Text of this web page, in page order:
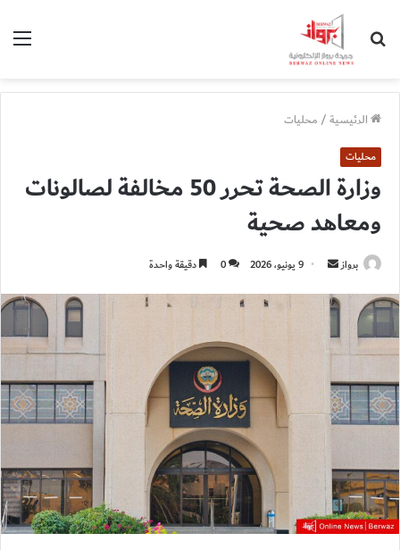
الرئيسية/محليات
محليات
وزارة الصحة تحرر 50 مخالفة لصالونات
ومعاهد صحية
برواز
أرسل 9 يونيو، 2026 0 دقيقة واحدة